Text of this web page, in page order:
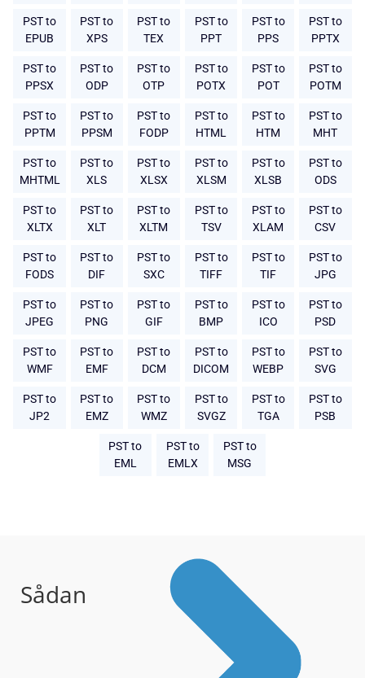
PST to
EPUB
PST to
XPS
PST to
TEX
PST to
PPT
PST to
PPS
PST to
PPTX
PST to
PPSX
PST to
ODP
PST to
OTP
PST to
POTX
PST to
POT
PST to
POTM
PST to
PPTM
PST to
PPSM
PST to
FODP
PST to
HTML
PST to
HTM
PST to
MHT
PST to
MHTML
PST to
XLS
PST to
XLSX
PST to
XLSM
PST to
XLSB
PST to
ODS
PST to
XLTX
PST to
XLT
PST to
XLTM
PST to
TSV
PST to
XLAM
PST to
CSV
PST to
FODS
PST to
DIF
PST to
SXC
PST to
TIFF
PST to
TIF
PST to
JPG
PST to
JPEG
PST to
PNG
PST to
GIF
PST to
BMP
PST to
ICO
PST to
PSD
PST to
WMF
PST to
EMF
PST to
DCM
PST to
DICOM
PST to
WEBP
PST to
SVG
PST to
JP2
PST to
EMZ
PST to
WMZ
PST to
SVGZ
PST to
TGA
PST to
PSB
PST to
EML
PST to
EMLX
PST to
MSG
Sådan